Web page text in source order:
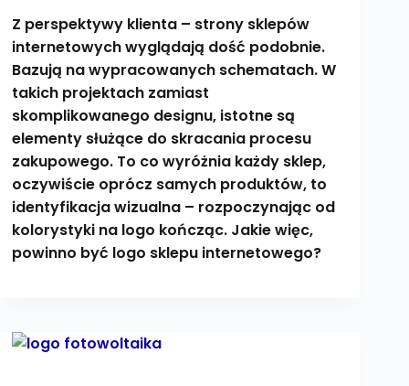
Z perspektywy klienta – strony sklepów
internetowych wyglądają dość podobnie.
Bazują na wypracowanych schematach. W
takich projektach zamiast
skomplikowanego designu, istotne są
elementy służące do skracania procesu
zakupowego. To co wyróżnia każdy sklep,
oczywiście oprócz samych produktów, to
identyfikacja wizualna – rozpoczynając od
kolorystyki na logo kończąc. Jakie więc,
powinno być logo sklepu internetowego?